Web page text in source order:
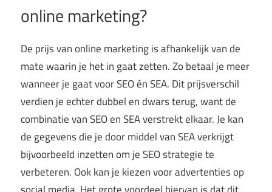
online marketing?
De prijs van online marketing is afhankelijk van de
mate waarin je het in gaat zetten. Zo betaal je meer
wanneer je gaat voor SEO én SEA. Dit prijsverschil
verdien je echter dubbel en dwars terug, want de
combinatie van SEO en SEA verstrekt elkaar. Je kan
de gegevens die je door middel van SEA verkrijgt
bijvoorbeeld inzetten om je SEO strategie te
verbeteren. Ook kan je kiezen voor advertenties op